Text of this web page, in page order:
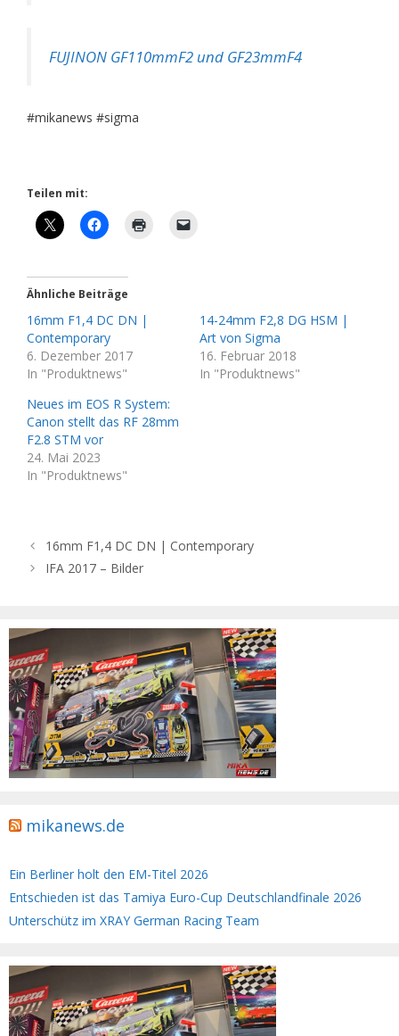
FUJINON GF110mmF2 und GF23mmF4
#mikanews #sigma
Teilen mit:
Ähnliche Beiträge
16mm F1,4 DC DN |
Contemporary
6. Dezember 2017
In "Produktnews"
14-24mm F2,8 DG HSM |
Art von Sigma
16. Februar 2018
In "Produktnews"
Neues im EOS R System:
Canon stellt das RF 28mm
F2.8 STM vor
24. Mai 2023
In "Produktnews"
16mm F1,4 DC DN | Contemporary
IFA 2017 – Bilder
mikanews.de
Ein Berliner holt den EM-Titel 2026
Entschieden ist das Tamiya Euro-Cup Deutschlandfinale 2026
Unterschütz im XRAY German Racing Team